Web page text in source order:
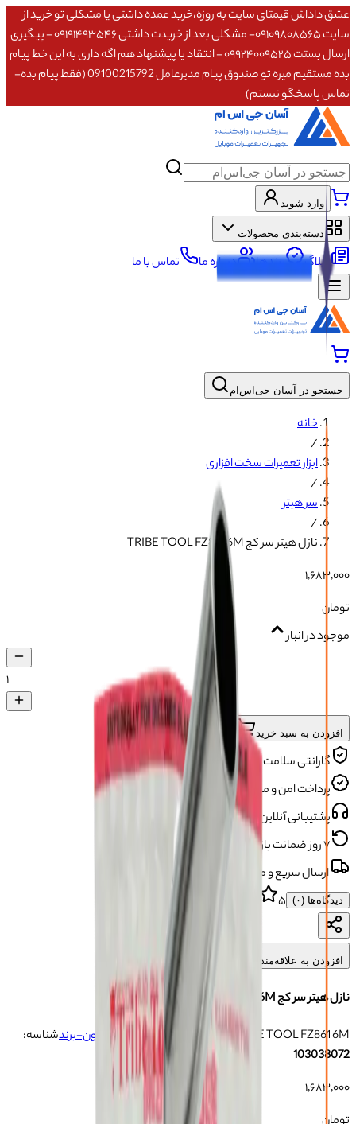
عشق داداش قیمتای سایت به روزه،خرید عمده داشتی یا مشکلی تو خرید از
سایت ۰۹۱۰۹۸۰۸۵۶۵- مشکلی بعد از خریدت داشتی ۰۹۱۹۱۴۹۳۵۴۶ - پیگیری
ارسال بستت ۰۹۹۲۴۰۰۹۵۲۵ - انتقاد یا پیشنهاد هم اگه داری به این خط پیام
بده مستقیم میره تو صندوق پیام مدیرعامل 09100215792 (فقط پیام بده-
تماس پاسخگو نیستم)
وارد شوید
دسته‌بندی محصولات
وبلاگ برندها درباره ما تماس با ما
جستجو در آسان جی‌اس‌ام
خانه
/
ابزار تعمیرات سخت افزاری
/
سر هیتر
/
نازل هیتر سر کج TRIBE TOOL FZ861 6M
۱٬۶۸۳٬۰۰۰
تومان
موجود در انبار
۱
افزودن به سبد خرید
گارانتی سلامت محصول
پرداخت امن و مطمئن
پشتیبانی آنلاین و تلفنی
۷ روز ضمانت بازگشت
ارسال سریع و مطمئن
دیدگاه‌ها (۰) ۵
افزودن به علاقه‌مندی‌ها
نازل هیتر سر کج TRIBE TOOL FZ861 6M
Angle Hot Air Nozzle TRIBE TOOL FZ861 6Mبرند: بدون-برندشناسه:
103038072
۱٬۶۸۳٬۰۰۰